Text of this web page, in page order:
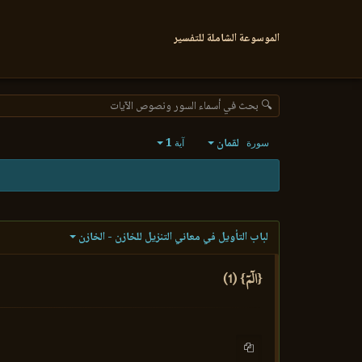
الموسوعة الشاملة للتفسير
🔍 بحث في أسماء السور ونصوص الآيات
سورة لقمان آية 1
لباب التأويل في معاني التنزيل للخازن - الخازن
{الٓمٓ} (1)